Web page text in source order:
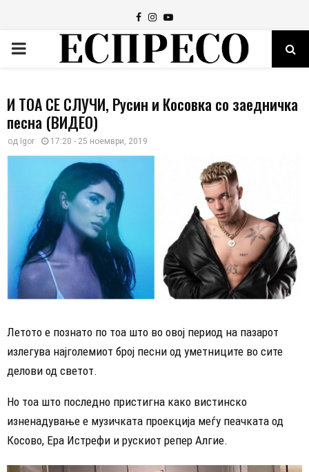
Facebook
Instagram
Youtube
PRIMARY
И ТОА СЕ СЛУЧИ, Русин и Косовка со заедничка
песна (ВИДЕО)
од Igor 17:20 - 25 ноември, 2019
Летото е познато по тоа што во овој период на пазарот
излегува најголемиот број песни од уметниците во сите
делови од светот.
Но тоа што последно пристигна како вистинско
изненадување е музичката проекција меѓу пеачката од
Косово, Ера Истрефи и рускиот репер Алгие.